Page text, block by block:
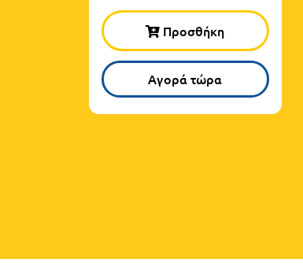
Προσθήκη
Αγορά τώρα